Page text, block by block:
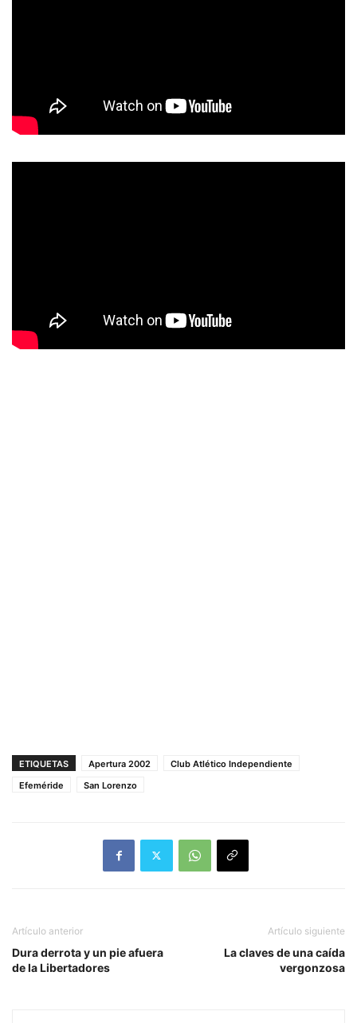
ETIQUETAS Apertura 2002
Club Atlético Independiente
Efeméride
San Lorenzo
Artículo anterior
Dura derrota y un pie afuera
de la Libertadores
Artículo siguiente
La claves de una caída
vergonzosa